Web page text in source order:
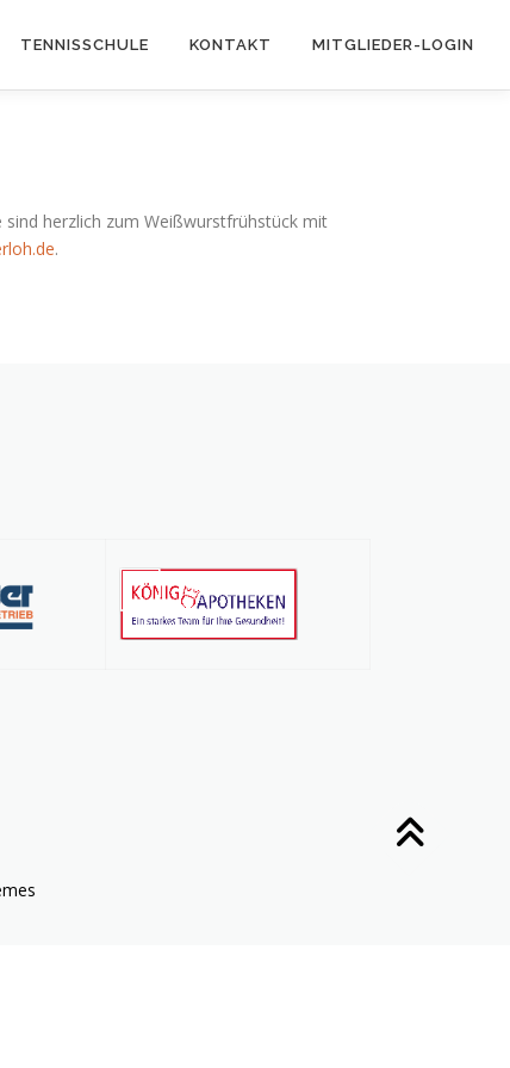
TENNISSCHULE KONTAKT MITGLIEDER-LOGIN
sind herzlich zum Weißwurstfrühstück mit
.